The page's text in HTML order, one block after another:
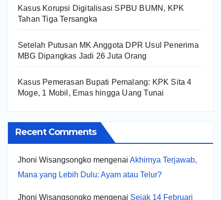
Kasus Korupsi Digitalisasi SPBU BUMN, KPK
Tahan Tiga Tersangka
Setelah Putusan MK Anggota DPR Usul Penerima
MBG Dipangkas Jadi 26 Juta Orang
Kasus Pemerasan Bupati Pemalang: KPK Sita 4
Moge, 1 Mobil, Emas hingga Uang Tunai
Recent Comments
Jhoni Wisangsongko mengenai Akhirnya Terjawab,
Mana yang Lebih Dulu: Ayam atau Telur?
Jhoni Wisangsongko mengenai Sejak 14 Februari